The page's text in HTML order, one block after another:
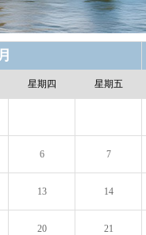
星期四 星期五
6 7
13 14
20 21